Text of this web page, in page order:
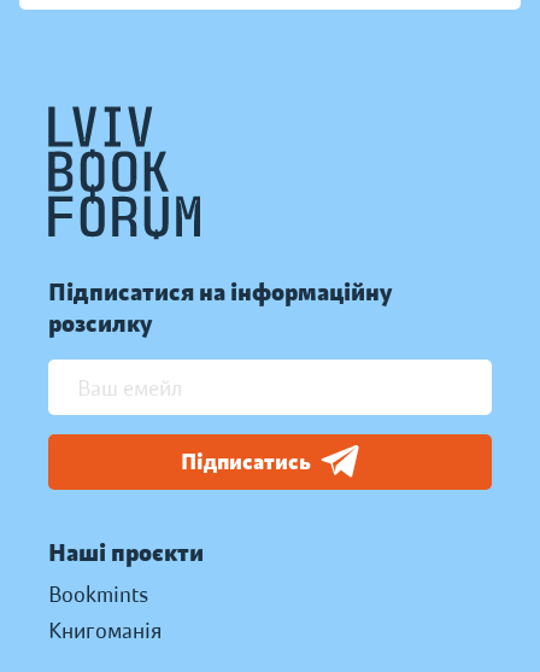
Підписатися на інформаційну
розсилку
Підписатись
Наші проєкти
Bookmints
Книгоманія